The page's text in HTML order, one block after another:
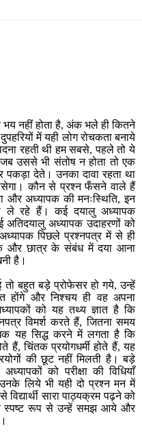
भय नहीं होता है, अंक भले ही कितने
में यही लोग रोचकता बनाये
रहती थी हम सबसे, पहले तो ये
उससे भी संतोष न होता तो एक
पकड़ा देते। उनका दावा रहता था
कौन से प्रश्न फँसने वाले हैं
और अध्यापक की मनःस्थिति, इन
से ले रहे हैं। कई दयालु अध्यापक
अध्यापक उदाहरणों को
पिछले प्रश्नपत्र में से ही
और छात्र के संबंध में दया आना
है।
बहुत बड़े प्रोफेसर हो गये, उन्हें
होंगे और निश्चय ही वह अपना
को यह तथ्य ज्ञात है कि
विमर्श करते हैं, जितना समय
यह सिद्ध करने में लगता है कि
चिंतक प्रयोगधर्मी होते हैं, यह
की छूट नहीं मिलती है। बड़े
को परीक्षा की विधियाँ
लिये भी यही दो प्रश्न मन में
विद्यार्थी सारा पाठ्यक्रम पढ़ने को
स्पष्ट रूप से उन्हें समझ आये और